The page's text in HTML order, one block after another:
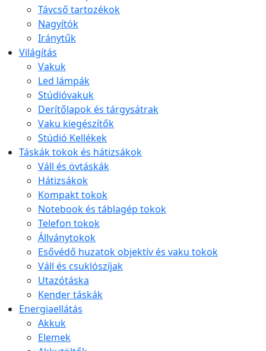
Távcső tartozékok
Nagyítók
Iránytűk
Világítás
Vakuk
Led lámpák
Stúdióvakuk
Derítőlapok és tárgysátrak
Vaku kiegészítők
Stúdió Kellékek
Táskák tokok és hátizsákok
Váll és övtáskák
Hátizsákok
Kompakt tokok
Notebook és táblagép tokok
Telefon tokok
Állványtokok
Esővédő huzatok objektív és vaku tokok
Váll és csuklószíjak
Utazótáska
Kender táskák
Energiaellátás
Akkuk
Elemek